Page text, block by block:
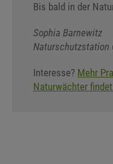
Bis bald in der
Sophia
Naturschutzstation
Interesse? Mehr
Naturwächter